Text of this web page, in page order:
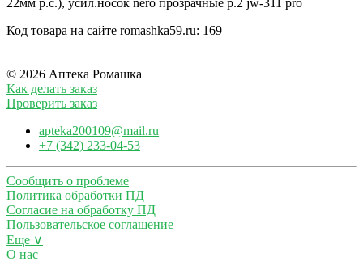
Код товара на сайте romashka59.ru: 169
© 2026 Аптека Ромашка
Как делать заказ
Проверить заказ
apteka200109@mail.ru
+7 (342) 233-04-53
Сообщить о проблеме
Политика обработки ПД
Согласие на обработку ПД
Пользовательское соглашение
Еще ∨
О нас